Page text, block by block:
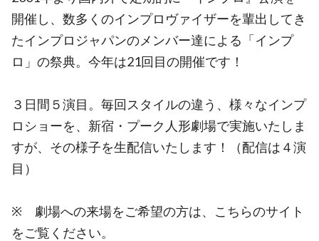
開催し、数多くのインプロヴァイザーを輩出してき
たインプロジャパンのメンバー達による「インプ
ロ」の祭典。今年は21回目の開催です！
３日間５演目。毎回スタイルの違う、様々なインプ
ロショーを、新宿・プーク人形劇場で実施いたしま
すが、その様子を生配信いたします！（配信は４演
目）
※ 劇場への来場をご希望の方は、こちらのサイト
をご覧ください。